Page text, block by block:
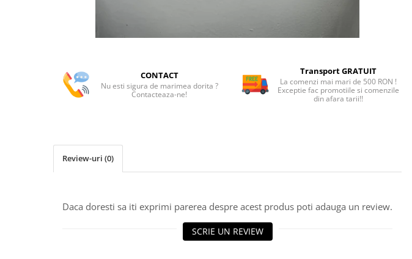
CONTACT
Nu esti sigura de marimea dorita ?
Contacteaza-ne!
Transport GRATUIT
La comenzi mai mari de 500 RON !
Exceptie fac promotiile si comenzile
din afara tarii!!
Review-uri (0)
Daca doresti sa iti exprimi parerea despre acest produs poti adauga un review.
SCRIE UN REVIEW